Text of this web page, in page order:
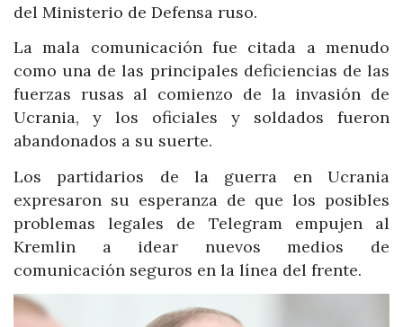
del Ministerio de Defensa ruso.
La mala comunicación fue citada a menudo
como una de las principales deficiencias de las
fuerzas rusas al comienzo de la invasión de
Ucrania, y los oficiales y soldados fueron
abandonados a su suerte.
Los partidarios de la guerra en Ucrania
expresaron su esperanza de que los posibles
problemas legales de Telegram empujen al
Kremlin a idear nuevos medios de
comunicación seguros en la línea del frente.